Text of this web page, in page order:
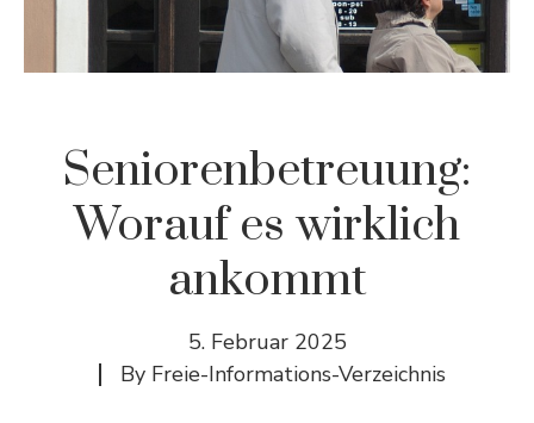
Seniorenbetreuung:
Worauf es wirklich
ankommt
5. Februar 2025
By Freie-Informations-Verzeichnis